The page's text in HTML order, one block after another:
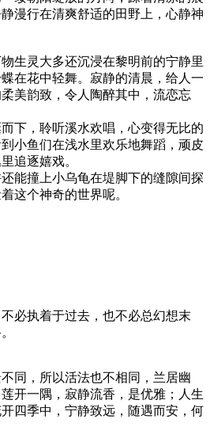
漫行在清爽舒适的田野上，心静神
生灵大多还沉浸在黎明前的宁静里
在花中轻舞。寂静的清晨，给人一
美韵致，令人陶醉其中，流恋忘
下，聆听溪水欢唱，心变得无比的
小鱼们在浅水里欢乐地舞蹈，顽皮
追逐嬉戏。
能撞上小乌龟在堤脚下的缝隙间探
这个神奇的世界呢。
必执着于过去，也不必总幻想末
同，所以活法也不相同，兰居幽
开一隅，寂静流香，是优雅；人生
四季中，宁静致远，随遇而安，何